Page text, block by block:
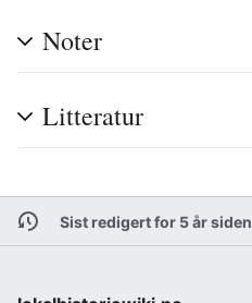
Noter
Litteratur
Sist redigert for 5 år siden